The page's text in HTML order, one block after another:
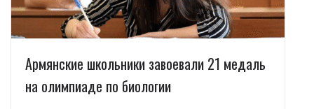
Армянские школьники завоевали 21 медаль
на олимпиаде по биологии